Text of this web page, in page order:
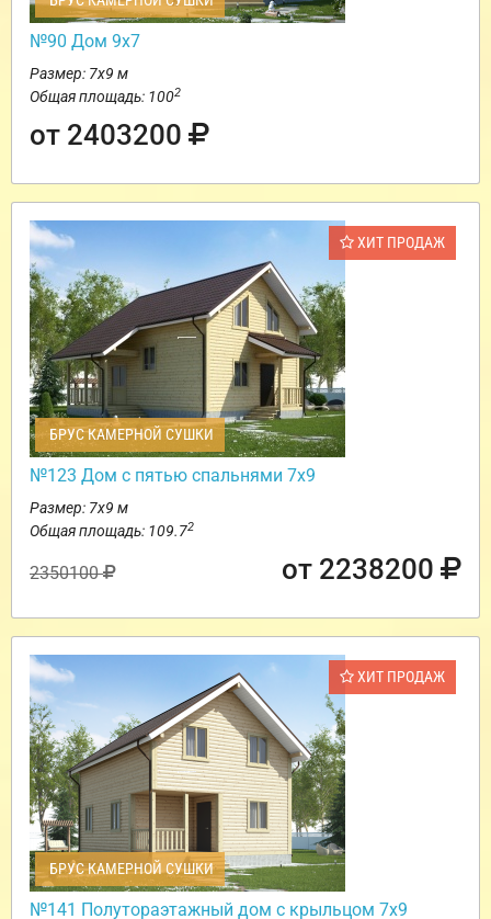
№90 Дом 9х7
Размер: 7х9 м
Общая площадь: 1002
от 2403200
ХИТ ПРОДАЖ
БРУС КАМЕРНОЙ СУШКИ
№123 Дом с пятью спальнями 7х9
Размер: 7х9 м
Общая площадь: 109.72
2350100 от 2238200
ХИТ ПРОДАЖ
БРУС КАМЕРНОЙ СУШКИ
№141 Полутораэтажный дом с крыльцом 7х9